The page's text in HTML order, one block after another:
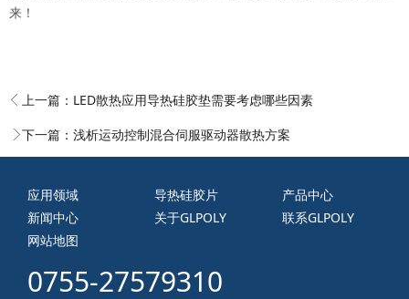
来！
上一篇： LED散热应用导热硅胶垫需要考虑哪些因素
下一篇： 浅析运动控制混合伺服驱动器散热方案
应用领域 导热硅胶片
产品中心
新闻中心
关于GLPOLY
联系GLPOLY
网站地图
0755-27579310